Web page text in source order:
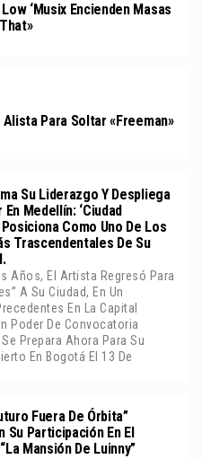
‘Musix Encienden Masas
Alista Para Soltar «Freeman»
Su Liderazgo Y Despliega
Medellín: ‘Ciudad
Como Uno De Los
Trascendentales De Su
Años, El Artista Regresó Para
A Su Ciudad, En Un
En La Capital
Poder De Convocatoria
Prepara Ahora Para Su
En Bogotá El 13 De
Fuera De Órbita”
Su Participación En El
Mansión De Luinny”